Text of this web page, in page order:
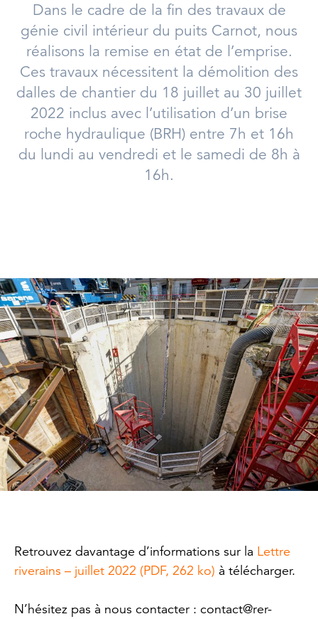
Dans le cadre de la fin des travaux de
génie civil intérieur du puits Carnot, nous
réalisons la remise en état de l’emprise.
Ces travaux nécessitent la démolition des
dalles de chantier du 18 juillet au 30 juillet
2022 inclus avec l’utilisation d’un brise
roche hydraulique (BRH) entre 7h et 16h
du lundi au vendredi et le samedi de 8h à
16h.
Retrouvez davantage d’informations sur la Lettre
riverains – juillet 2022 (PDF, 262 ko) à télécharger.
N’hésitez pas à nous contacter : contact@rer-